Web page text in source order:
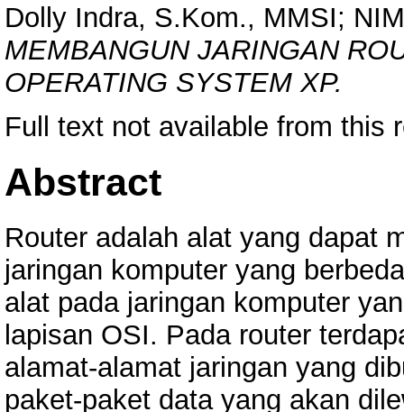
Dolly Indra, S.Kom., MMSI;
MEMBANGUN JARINGAN
OPERATING SYSTEM XP.
Full text not available from this
Abstract
Router adalah alat yang dapat
jaringan komputer yang
alat pada jaringan komputer
lapisan OSI. Pada router
alamat-alamat jaringan yang
paket-paket data yang akan